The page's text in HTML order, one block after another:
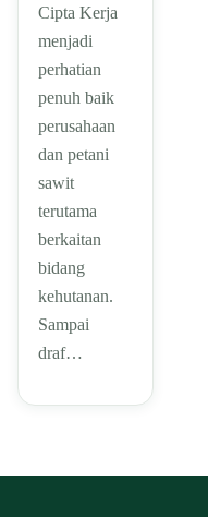
Cipta Kerja
menjadi
perhatian
penuh baik
perusahaan
dan petani
sawit
terutama
berkaitan
bidang
kehutanan.
Sampai
draf…